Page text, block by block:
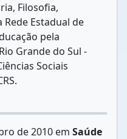
Filosofia,
Estadual de
pela
Grande do Sul -
Sociais
de 2010 em Saúde